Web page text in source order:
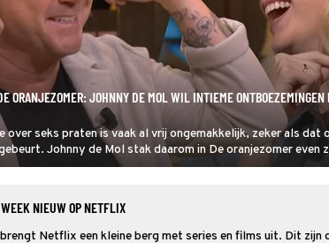
ORANJEZOMER: JOHNNY DE MOL WIL INTIEME
over seks praten is vaak al vrij ongemakkelijk, zeker als dat
Johnny de Mol stak daarom in De oranjezomer even
nichtje Noa Vahle openlijk oreerde over EasyToys, de
NIEUW OP NETFLIX
Netflix een kleine berg met series en films uit. Dit zijn